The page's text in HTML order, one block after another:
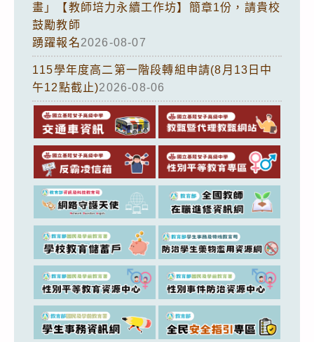
畫」【教師培力永續工作坊】簡章1份，請貴校
鼓勵教師
踴躍報名2026-08-07
115學年度高二第一階段轉組申請(8月13日中
午12點截止)2026-08-06